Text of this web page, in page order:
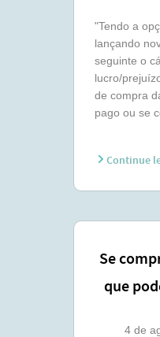
"Tendo a
lançando
seguinte o
lucro/
de compra
pago ou se
Continue
Se
que
4 de